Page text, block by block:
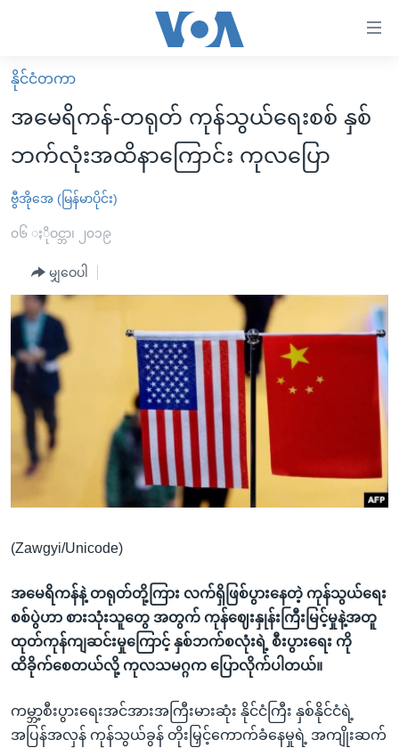
လွယ်ကူ
စေ
များ
ပင်မ
ကျော်
ရန်
ပင်မ
စာမျက်နှာ
ရန်
ရန်
နေရာ
သို့
ကျော်
မူလစာမျက်နှာ
မြန်မာ
ကမ္ဘာ့သတင်းများ
နိုင်ငံတကာ
အစ္စရေး-ပါလက်စတိုင်း
ဗွီဒီယို
သတင်းလွတ်လပ်ခွင့်
အင်္ဂလိပ်စာလေ့လာမယ်
အမေရိကန်သုံးအီဒီယံ
မကြေးမုံရဲ့ အင်္ဂလိပ်စာ
ရုပ်ရှင်ထဲက အင်္ဂလိပ်စာ
သုတပဒေသာ အင်္ဂလိပ်စာ
အပတ်စဉ်ကဏ္ဍများ
ရေဒီယို
ရေဒီယိုနှင့်ရုပ်သံ အချက်အလက်များ
ရေဒီယို/တီဗွီအစီအစဉ်
Learning English
ဗွီအိုအေ လူမှုကွန်ယက်များ
နိုင်ငံတကာ
အမေရိကန်-တရုတ် ကုန်သွယ်ရေးစစ် နှစ်
ဘက်လုံးအထိနာကြောင်း ကုလပြော
ဗွီအိုအေ (မြန်မာပိုင်း)
၀၆ ႏိုဝင္ဘာ၊ ၂၀၁၉
မျှဝေပါ
(Zawgyi/Unicode)
အမေရိကန်နဲ့ တရုတ်တို့ကြား လက်ရှိဖြစ်ပွားနေတဲ့ ကုန်သွယ်ရေး
စစ်ပွဲဟာ စားသုံးသူတွေ အတွက် ကုန်ဈေးနှုန်းကြီးမြင့်မှုနဲ့အတူ
ထုတ်ကုန်ကျဆင်းမှုကြောင့် နှစ်ဘက်စလုံးရဲ့ စီးပွားရေး ကို
ထိခိုက်စေတယ်လို့ ကုလသမဂ္ဂက ပြောလိုက်ပါတယ်။
ကမ္ဘာ့စီးပွားရေးအင်အားအကြီးမားဆုံး နိုင်ငံကြီး နှစ်နိုင်ငံရဲ့
အပြန်အလှန် ကုန်သွယ်ခွန် တိုးမြှင့်ကောက်ခံနေမှုရဲ့ အကျိုးဆက်